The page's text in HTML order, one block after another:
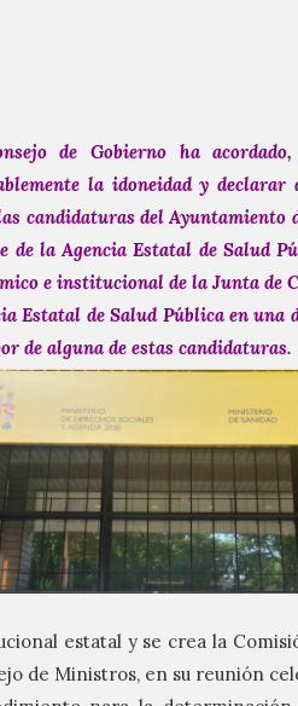
de Gobierno ha
la idoneidad y
candidaturas del Ayuntamiento
de la Agencia Estatal de Salud
e institucional de la Junta de
Estatal de Salud Pública en
de alguna de estas candidaturas.
estatal y se crea la
de Ministros, en su reunión